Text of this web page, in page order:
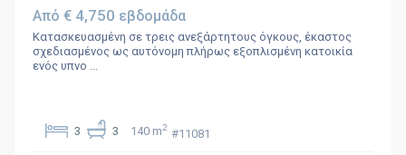
Από € 4,750 εβδομάδα
Κατασκευασμένη σε τρεις ανεξάρτητους όγκους, έκαστος
σχεδιασμένος ως αυτόνομη πλήρως εξοπλισμένη κατοικία
ενός υπνο
3 3 140 m2 #11081